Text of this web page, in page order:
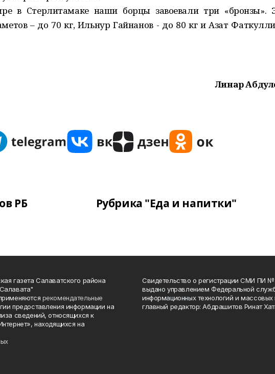
в Стерлитамаке наши борцы завоевали три «бронзы».
– до 70 кг, Ильнур Гайнанов - до 80 кг и Азат
Линар
РБ Рубрика "Еда и напитки"
газета Салаватского района
рекомендательные
предоставления информации на
сведений, относящихся к
находящихся на
Свидетельство о регистрации СМИ ПИ №
выдано управлением Федеральной
информационных технологий и
главный редактор: Абдрашитов Ринат